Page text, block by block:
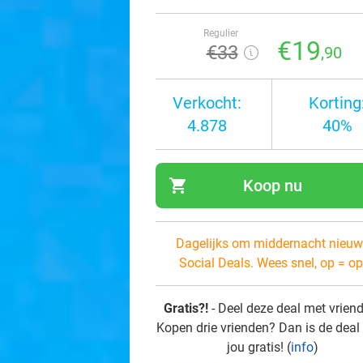
Regulier
€33 €19,90
Verkocht:
4.878
40%
shopping_cart Koop nu
Dagelijks om middernacht
Social Deals. Wees snel, op =
Gratis?! - Deel deze deal met
Kopen drie vrienden? Dan is de
jou gratis! (info)